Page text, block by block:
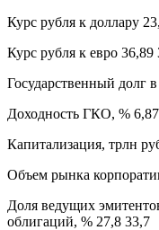
Курс рубля к доллару
Курс рубля к евро 36,89
Государственный долг
Доходность ГКО, %
Капитализация, трлн
Объем рынка
Доля ведущих
облигаций, % 27,8 33,7